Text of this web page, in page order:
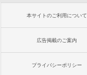
本サイトのご利用について
広告掲載のご案内
プライバシーポリシー